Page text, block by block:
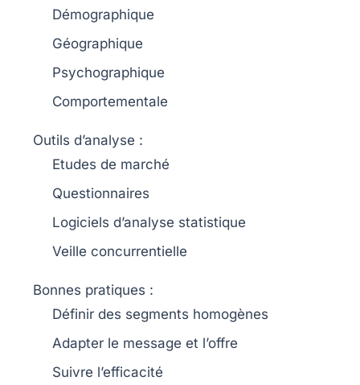
Démographique
Géographique
Psychographique
Comportementale
Outils d’analyse :
Etudes de marché
Questionnaires
Logiciels d’analyse statistique
Veille concurrentielle
Bonnes pratiques :
Définir des segments homogènes
Adapter le message et l’offre
Suivre l’efficacité